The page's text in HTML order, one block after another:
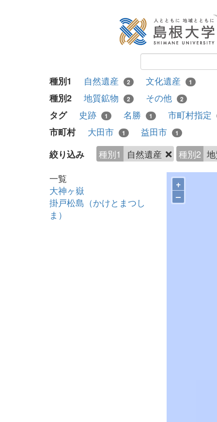
種別1 自然遺産 2 文化遺産 1
種別2 地質鉱物 2 その他 2
タグ 史跡 1 名勝 1
市町村指定
市町村
大田市 1 益田市 1
絞り込み 種別1 自然遺産 種別2
一覧
大神ヶ嶽
掛戸松島（かけとまつし
ま）
+
–